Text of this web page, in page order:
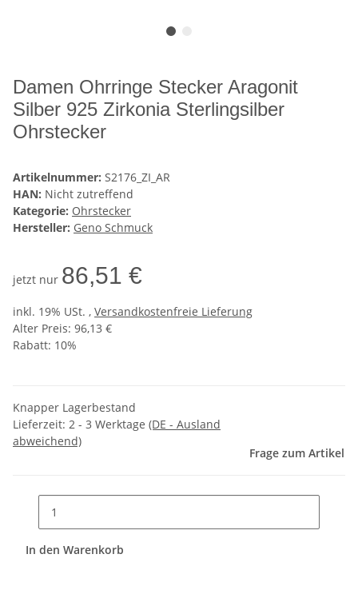
Damen Ohrringe Stecker Aragonit
Silber 925 Zirkonia Sterlingsilber
Ohrstecker
Artikelnummer: S2176_ZI_AR
HAN: Nicht zutreffend
Kategorie: Ohrstecker
Hersteller: Geno Schmuck
jetzt nur 86,51 €
inkl. 19% USt. , Versandkostenfreie Lieferung
Alter Preis: 96,13 €
Rabatt: 10%
Knapper Lagerbestand
Lieferzeit: 2 - 3 Werktage (DE - Ausland
abweichend)
Frage zum Artikel
In den Warenkorb